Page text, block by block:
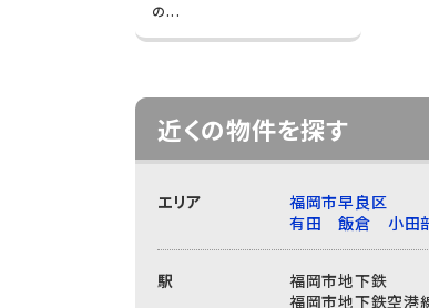
の...
近くの物件を探す
エリア 福岡市早良区
有田
飯倉 小田
駅
福岡市地下鉄
福岡市地下鉄空港